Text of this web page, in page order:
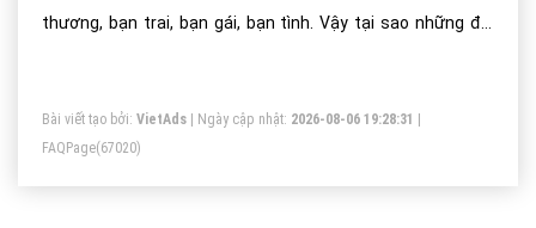
thương, bạn trai, bạn gái, bạn tình. Vậy tại sao những đôi
Bài viết tạo bởi: VietAds | Ngày cập nhật: 2026-08-06 19:28:31
FAQPage(67020)